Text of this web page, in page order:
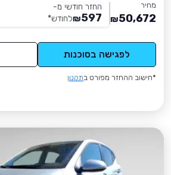
מחיר
50,672
₪
החזר חודשי מ-
597
₪לחודש*
לפגישה בסוכנות
*חישוב ההחזר מפורט בתקנון